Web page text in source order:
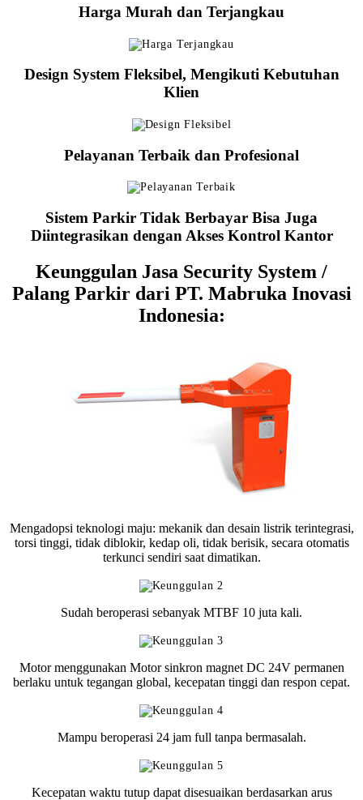
Harga Murah dan Terjangkau
Design System Fleksibel, Mengikuti Kebutuhan
Klien
Pelayanan Terbaik dan Profesional
Sistem Parkir Tidak Berbayar Bisa Juga
Diintegrasikan dengan Akses Kontrol Kantor
Keunggulan Jasa Security System /
Palang Parkir dari PT. Mabruka Inovasi
Indonesia:
Mengadopsi teknologi maju: mekanik dan desain listrik terintegrasi,
torsi tinggi, tidak diblokir, kedap oli, tidak berisik, secara otomatis
terkunci sendiri saat dimatikan.
Sudah beroperasi sebanyak MTBF 10 juta kali.
Motor menggunakan Motor sinkron magnet DC 24V permanen
berlaku untuk tegangan global, kecepatan tinggi dan respon cepat.
Mampu beroperasi 24 jam full tanpa bermasalah.
Kecepatan waktu tutup dapat disesuaikan berdasarkan arus